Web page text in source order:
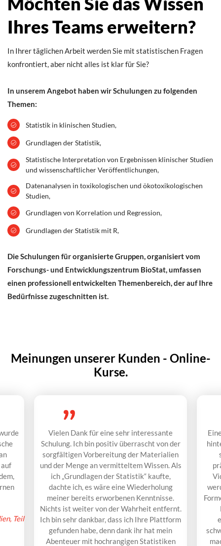
Ihres Teams erweitern?
In Ihrer täglichen Arbeit werden Sie mit statistischen Fragen
konfrontiert, aber nicht alles ist klar für Sie?
In unserem Angebot haben wir Schulungen zu folgenden
Themen:
Statistik in klinischen Studien,
Grundlagen der Statistik,
Statistische Interpretation von Ergebnissen klinischer Studien
und wissenschaftlicher Veröffentlichungen,
Datenanalysen in toxikologischen und ökotoxikologischen
Studien,
Grundlagen von Korrelation und Regression,
Grundlagen der Statistik mit R,
Die Schulungen für organisierte Gruppen, organisiert vom
Forschungs- und Entwicklungszentrum BioStat, umfassen
einen professionell entwickelten Themenbereich, der auf Ihre
Bedürfnisse zugeschnitten ist.
Meinungen unserer Kunden - Online-
Kurse.
Teil
Vielen Dank für eine sehr interessante
Schulung. Ich bin positiv überrascht von der
sorgfältigen Vorbereitung der Materialien
und der Menge an vermitteltem Wissen. Als
ich „Grundlagen der Statistik“ kaufte,
dachte ich, es wäre eine Wiederholung
meiner bereits erworbenen Kenntnisse.
Nichts ist weiter von der Wahrheit entfernt.
Ich bin sehr dankbar, dass ich Ihre Plattform
gefunden habe, denn dank ihr hat mein
Abenteuer mit hochrangigen Statistiken